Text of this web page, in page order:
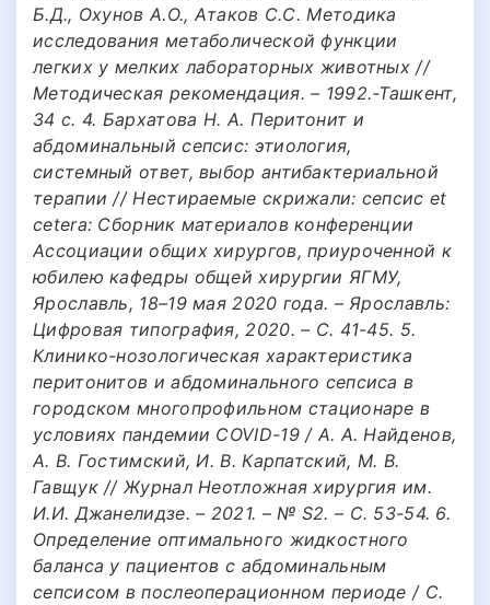
Б.Д., Охунов А.О., Атаков С.С. Методика
исследования метаболической функции
легких у мелких лабораторных животных //
Методическая рекомендация. – 1992.-Ташкент,
34 с. 4. Бархатова Н. А. Перитонит и
абдоминальный сепсис: этиология,
системный ответ, выбор антибактериальной
терапии // Нестираемые скрижали: сепсис et
cetera: Сборник материалов конференции
Ассоциации общих хирургов, приуроченной к
юбилею кафедры общей хирургии ЯГМУ,
Ярославль, 18–19 мая 2020 года. – Ярославль:
Цифровая типография, 2020. – С. 41-45. 5.
Клинико-нозологическая характеристика
перитонитов и абдоминального сепсиса в
городском многопрофильном стационаре в
условиях пандемии COVID-19 / А. А. Найденов,
А. В. Гостимский, И. В. Карпатский, М. В.
Гавщук // Журнал Неотложная хирургия им.
И.И. Джанелидзе. – 2021. – № S2. – С. 53-54. 6.
Определение оптимального жидкостного
баланса у пациентов с абдоминальным
сепсисом в послеоперационном периоде / С.